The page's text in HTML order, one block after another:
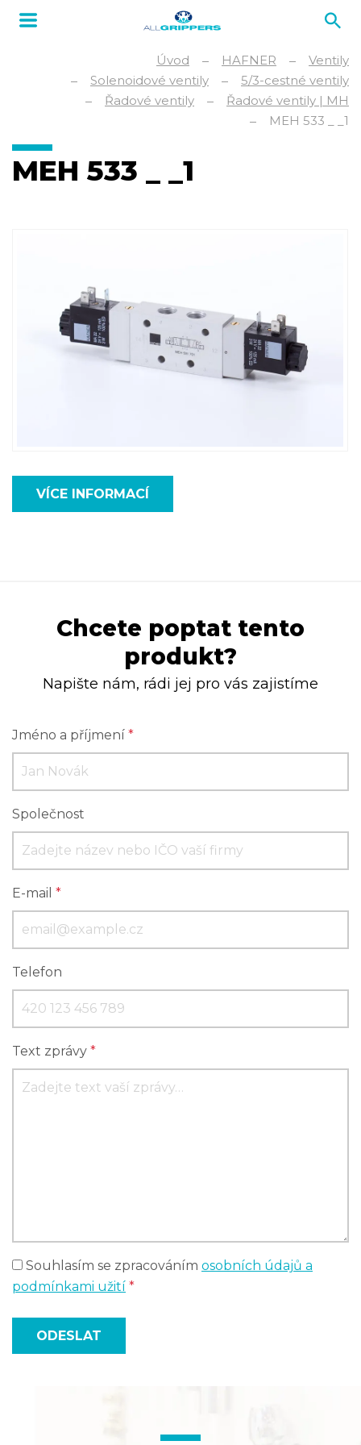
Úvod HAFNER
Ventily
Solenoidové ventily
5/3-cestné ventily
Řadové ventily
Řadové ventily | MH
MEH 533 _ _1
MEH 533 _ _1
VÍCE INFORMACÍ
Chcete poptat tento
produkt?
Napište nám, rádi jej pro vás zajistíme
Jméno a příjmení *
Společnost
E-mail *
Telefon
Text zprávy *
Souhlasím se zpracováním osobních údajů a
podmínkami užití *
ODESLAT